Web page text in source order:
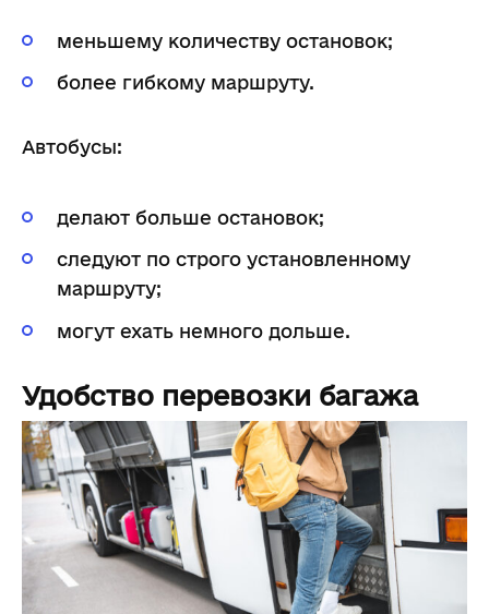
меньшему количеству остановок;
более гибкому маршруту.
Автобусы:
делают больше остановок;
следуют по строго установленному
маршруту;
могут ехать немного дольше.
Удобство перевозки багажа